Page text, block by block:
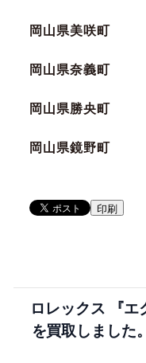
岡山県美咲町
岡山県奈義町
岡山県勝央町
岡山県鏡野町
印刷
ロレックス 『エ
を買取しまし